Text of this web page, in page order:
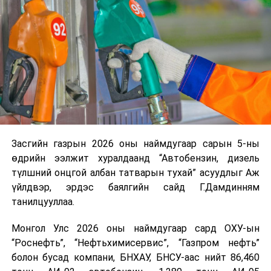
ирсэн бөгөөд шилжүүлэн ачих ажиллагаа хийгдэж
байна" гэлээ
гэж Аж үйлдвэр, эрдэс баялгийн яамнаас
мэдээллээ.
Засгийн газрын 2026 оны наймдугаар сарын 5-ны
өдрийн ээлжит хуралдаанд “Автобензин, дизель
түлшний онцгой албан татварын тухай” асуудлыг Аж
үйлдвэр, эрдэс баялгийн сайд Г.Дамдинням
танилцууллаа.
Монгол Улс 2026 оны наймдугаар сард ОХУ-ын
“Роснефть”, “Нефтьхимисервис”, “Газпром нефть”
болон бусад компани, БНХАУ, БНСУ-аас нийт 86,460